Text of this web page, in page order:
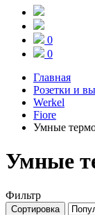
0
0
Главная
Розетки и
Werkel
Fiore
Умные
Умные
Фильтр
Сортировка